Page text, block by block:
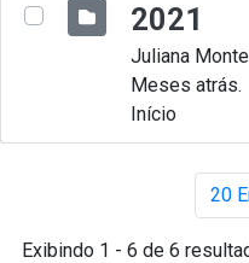
2021
Juliana
Meses atrás.
Início
20
Exibindo 1 - 6 de 6